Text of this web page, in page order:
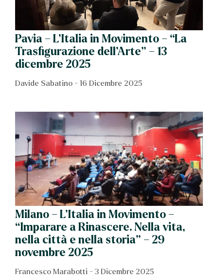
Pavia – L’Italia in Movimento – “La
Trasfigurazione dell’Arte” – 13
dicembre 2025
Davide Sabatino 16 Dicembre 2025
Milano – L’Italia in Movimento –
“Imparare a Rinascere. Nella vita,
nella città e nella storia” – 29
novembre 2025
Francesco Marabotti 3 Dicembre 2025